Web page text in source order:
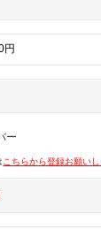
ー
こちらから登録お願い